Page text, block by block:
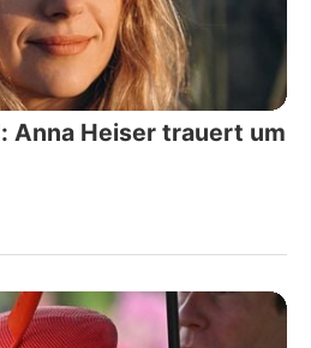
Anna Heiser trauert um